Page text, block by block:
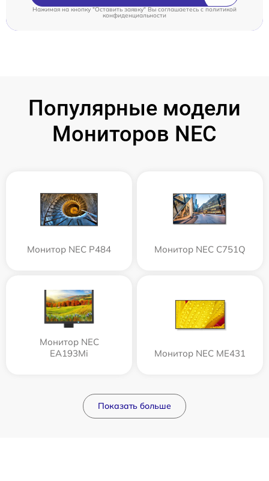
Нажимая на кнопку "Оставить заявку" Вы соглашаетесь cполитикой
конфиденциальности
Популярные модели
Мониторов NEC
Монитор NEC P484 Монитор NEC C751Q
Монитор NEC
EA193Mi
Монитор NEC ME431
Показать больше